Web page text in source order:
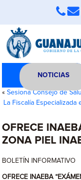
NOTICIAS
«Sesiona Consejo de
La Fiscalía
OFRECE
ZONA PIEL
BOLETÍN INFORMATIVO
OFRECE INAEBA